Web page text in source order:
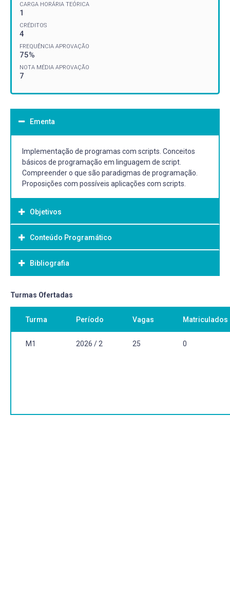
CARGA HORÁRIA TEÓRICA
1
CRÉDITOS
4
FREQUÊNCIA APROVAÇÃO
75%
NOTA MÉDIA APROVAÇÃO
7
Ementa
Implementação de programas com scripts. Conceitos
básicos de programação em linguagem de script.
Compreender o que são paradigmas de programação.
Proposições com possíveis aplicações com scripts.
Objetivos
Objetivo Geral:
Aprender a desenvolver programas de computador em
linguagem de scripts.
Conteúdo Programático
Bibliografia
Bibliografia Básica:
CORMEN, Thomas H., et al. Algoritmos: Teoria e prática.
Rio de Janeiro : Elsevier, 2012. 3a. Edição. ISBN
9788535236996. (6 exemplares na biblioteca BCP,
número de chamada: 005.1 A394 3.ed).
Bibliografia Complementar:
Turmas Ofertadas
Turma Período Vagas Matriculados
M1 2026 / 2 25 0